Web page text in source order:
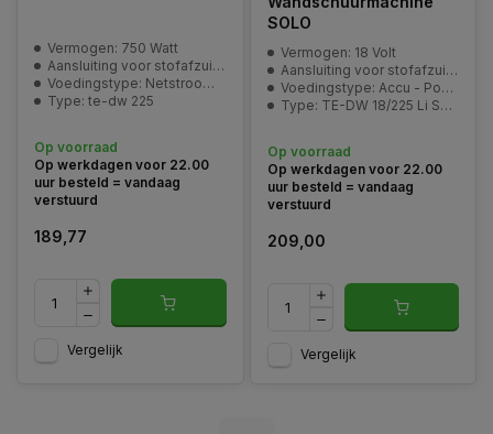
Vermogen: 750 Watt
Aansluiting voor stofafzuiging: ja
Voedingstype: Netstroom 230V
Type: te-dw 225
Op voorraad
Op werkdagen voor 22.00
uur besteld = vandaag
verstuurd
189,77
Vergelijk
SOLO
Vermogen: 18 Volt
Aansluiting voor stofafzuiging: ja
Voedingstype: Accu - Power-X-Change
Type: TE-DW 18/225 Li Solo
Op voorraad
Op werkdagen voor 22.00
uur besteld = vandaag
verstuurd
209,00
Vergelijk